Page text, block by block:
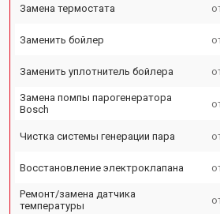
Замена термостата
Заменить бойлер
Заменить уплотнитель бойлера
Замена помпы парогенератора
Bosch
Чистка системы генерации пара
Восстановление электроклапана
Ремонт/замена датчика
температуры